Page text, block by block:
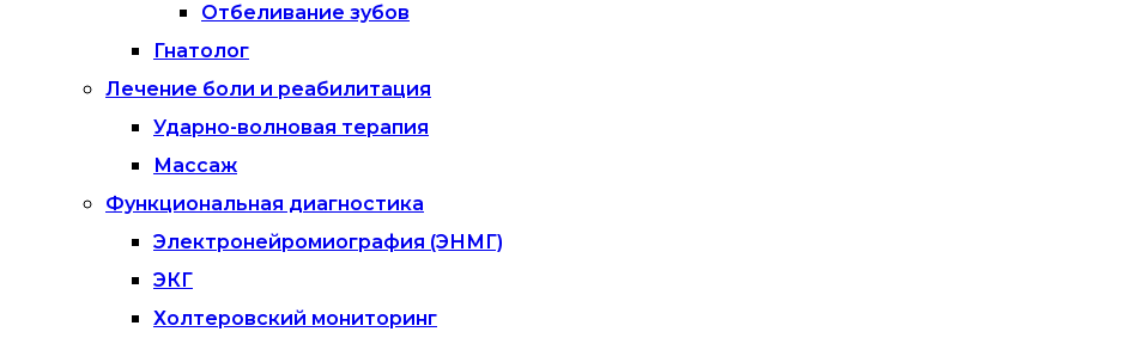
Отбеливание зубов
Гнатолог
Лечение боли и реабилитация
Ударно-волновая терапия
Массаж
Функциональная диагностика
Электронейромиография (ЭНМГ)
ЭКГ
Холтеровский мониторинг